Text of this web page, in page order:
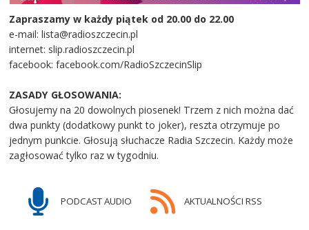
Zapraszamy w każdy piątek od 20.00 do 22.00
e-mail: lista@radioszczecin.pl
internet: slip.radioszczecin.pl
facebook: facebook.com/RadioSzczecinSlip
ZASADY GŁOSOWANIA:
Głosujemy na 20 dowolnych piosenek! Trzem z nich można dać
dwa punkty (dodatkowy punkt to joker), reszta otrzymuje po
jednym punkcie. Głosują słuchacze Radia Szczecin. Każdy może
zagłosować tylko raz w tygodniu.
PODCAST AUDIO AKTUALNOŚCI RSS